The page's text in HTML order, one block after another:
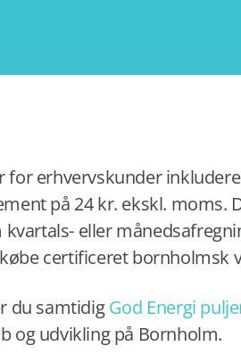
for erhvervskunder
på 24 kr. ekskl. moms.
eller
certificeret bornholmsk
du samtidigGod Energi
og udvikling på Bornholm.